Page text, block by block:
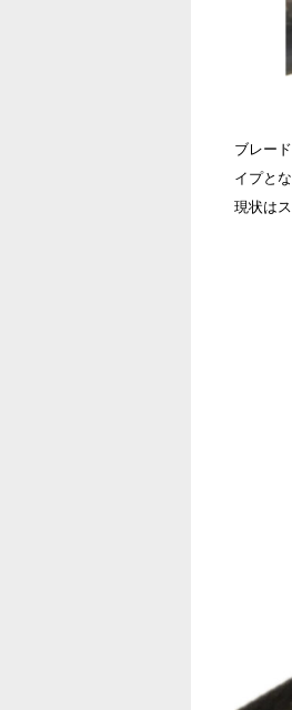
ブレー
イプと
現状は